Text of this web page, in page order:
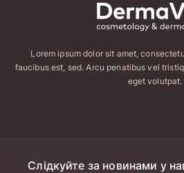
Lorem ipsum dolor sit amet,
faucibus est, sed. Arcu penatibus vel
eget volutpat.
Слідкуйте за новинами у